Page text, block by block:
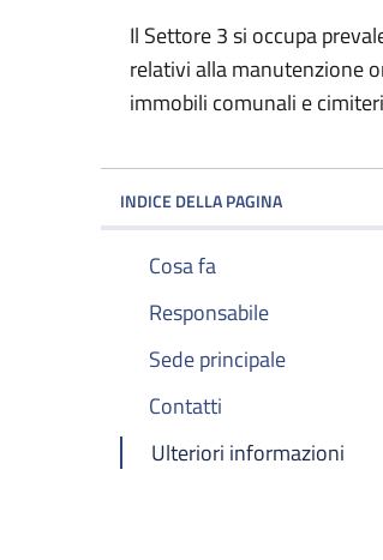
Il Settore 3 si occupa
relativi alla manutenzione
immobili comunali e
INDICE DELLA PAGINA
Cosa fa
Responsabile
Sede principale
Contatti
Ulteriori informazioni